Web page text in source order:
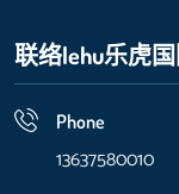
联络lehu乐虎
Phone
13637580010